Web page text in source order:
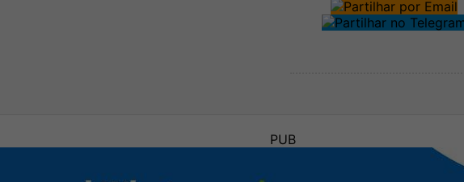
PUB